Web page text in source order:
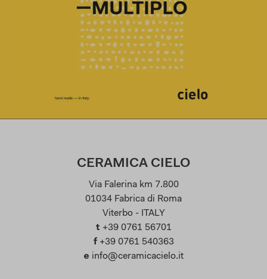
CERAMICA CIELO
Via Falerina km 7.800
01034 Fabrica di Roma
Viterbo - ITALY
t +39 0761 56701
f +39 0761 540363
e info@ceramicacielo.it